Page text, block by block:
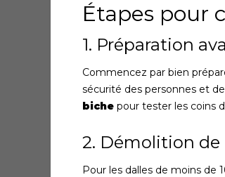
Étapes pour
1. Préparation
Commencez par bien
sécurité des personnes et
biche pour tester les coins
2. Démolition de
Pour les dalles de moins de